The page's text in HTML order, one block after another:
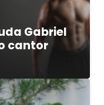
Gabriel
cantor